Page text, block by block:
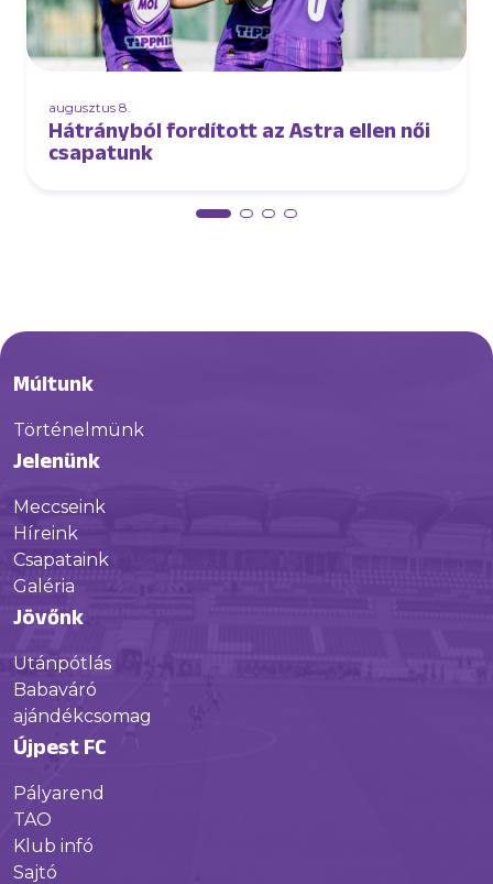
augusztus 8.
Hátrányból fordított az Astra ellen női
csapatunk
Múltunk
Történelmünk
Jelenünk
Meccseink
Híreink
Csapataink
Galéria
Jövőnk
Utánpótlás
Babaváró
ajándékcsomag
Újpest FC
Pályarend
TAO
Klub infó
Sajtó